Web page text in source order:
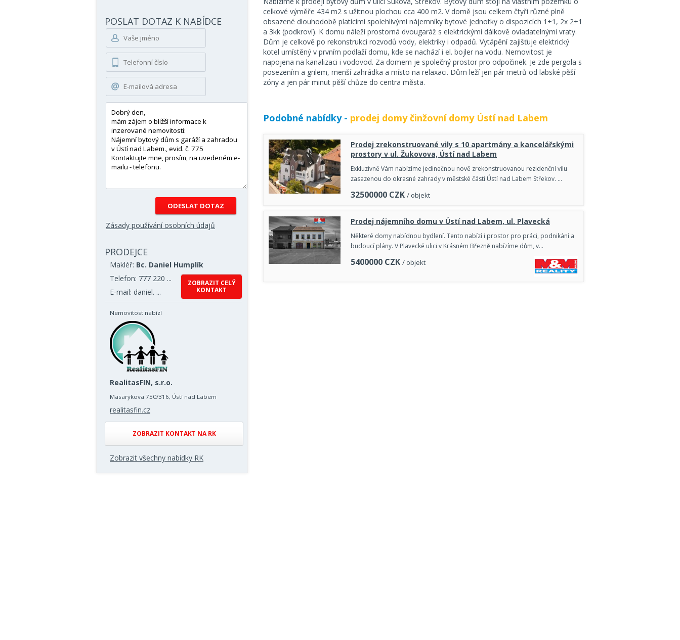
POSLAT DOTAZ K NABÍDCE
Zásady používání osobních údajů
PRODEJCE
Makléř: Bc. Daniel Humplík
Telefon: 777 220 ...
E-mail: daniel. ...
ZOBRAZIT CELÝ
KONTAKT
Nemovitost nabízí
RealitasFIN, s.r.o.
Masarykova 750/316, Ústí nad Labem
realitasfin.cz
ZOBRAZIT KONTAKT NA RK
Zobrazit všechny nabídky RK
celkové výměře 434 m2 s užitnou plochou cca 400 m2. V domě jsou celkem čtyři různé plně
obsazené dlouhodobě platícími spolehlivými nájemníky bytové jednotky o dispozicích 1+1, 2x 2+1
a 3kk (podkroví). K domu náleží prostorná dvougaráž s elektrickými dálkově ovladatelnými vraty.
Dům je celkově po rekonstrukci rozvodů vody, elektriky i odpadů. Vytápění zajišťuje elektrický
kotel umístěný v prvním podlaží domu, kde se nachází i el. bojler na vodu. Nemovitost je
napojena na kanalizaci i vodovod. Za domem je společný prostor pro odpočinek. Je zde pergola s
posezením a grilem, menší zahrádka a místo na relaxaci. Dům leží jen pár metrů od labské pěší
zóny a jen pár minut pěší chůze do centra města.
Podobné nabídky - prodej domy činžovní domy Ústí nad Labem
Prodej zrekonstruované vily s 10 apartmány a kancelářskými
prostory v ul. Žukovova, Ústí nad Labem
Exkluzivně Vám nabízíme jedinečnou nově zrekonstruovanou rezidenční vilu
zasazenou do okrasné zahrady v městské části Ústí nad Labem Střekov. …
32500000 CZK / objekt
Prodej nájemního domu v Ústí nad Labem, ul. Plavecká
Některé domy nabídnou bydlení. Tento nabízí i prostor pro práci, podnikání a
budoucí plány. V Plavecké ulici v Krásném Březně nabízíme dům, v…
5400000 CZK / objekt